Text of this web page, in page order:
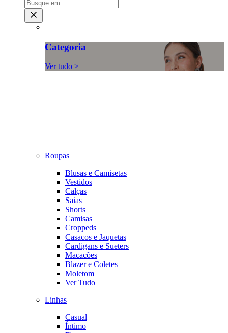
Categoria
Ver tudo >
Roupas
Blusas e Camisetas
Vestidos
Calças
Saias
Shorts
Camisas
Croppeds
Casacos e Jaquetas
Cardigans e Sueters
Macacões
Blazer e Coletes
Moletom
Ver Tudo
Linhas
Casual
Íntimo